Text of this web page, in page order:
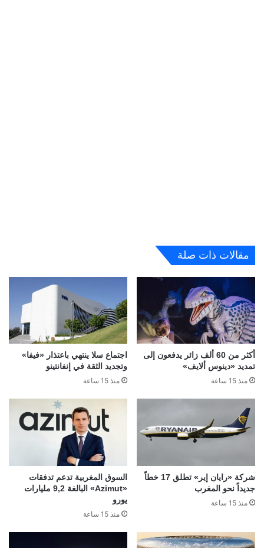
مقالات ذات صلة
أكثر من 60 ألف زائر يدفعون إلى
تمديد «دينوس ألايف»
منذ 15 ساعة
اجتماع سلا ينتهي باعتذار «فيفا»
وتجديد الثقة في إنفانتينو
منذ 15 ساعة
شركة «رايان إير» تطلق 17 خطاً
جديداً نحو المغرب
منذ 15 ساعة
السوق المغربية تدعم تدفقات
«Azimut» البالغة 9,2 مليارات
يورو
منذ 15 ساعة